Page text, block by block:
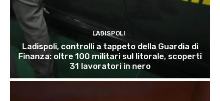
LADISPOLI
Ladispoli, controlli a tappeto della Guardia di
Finanza: oltre 100 militari sul litorale, scoperti
31 lavoratori in nero